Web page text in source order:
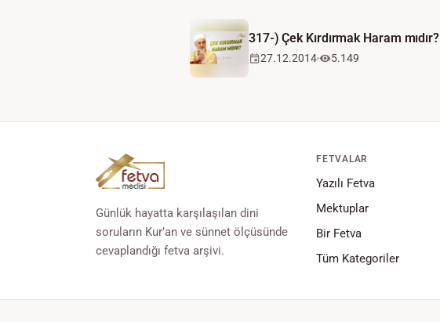
317-) Çek Kırdırmak Haram mıdır?
27.12.2014 5.149
Günlük hayatta karşılaşılan dini
soruların Kur’an ve sünnet ölçüsünde
cevaplandığı fetva arşivi.
FETVALAR
Yazılı Fetva
Mektuplar
Bir Fetva
Tüm Kategoriler